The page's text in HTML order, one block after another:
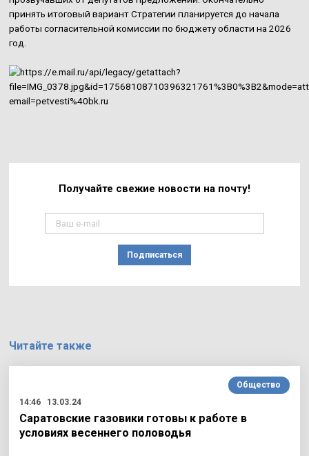
принять итоговый вариант Стратегии планируется до начала
работы согласительной комиссии по бюджету области на 2026
год.
Получайте свежие новости на почту!
Подписаться
Читайте также
Общество
14:46
13.03.24
Саратовские газовики готовы к работе в
условиях весеннего половодья